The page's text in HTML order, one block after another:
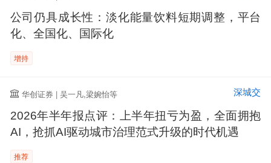
公司仍具成长性：淡化能量饮料短期调整，平台
化、全国化、国际化
增持
华创证券 | 吴一凡,梁婉怡等 深城交
2026年半年报点评：上半年扭亏为盈，全面拥抱
AI，抢抓AI驱动城市治理范式升级的时代机遇
推荐